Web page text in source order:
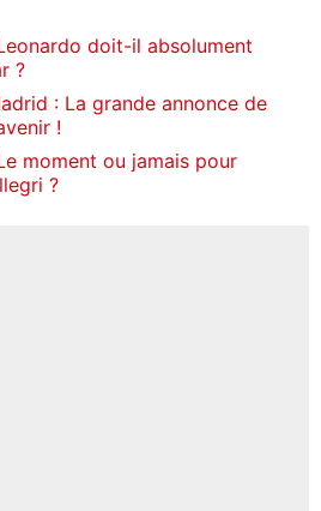
doit-il absolument
?
: La grande annonce de
!
moment ou jamais pour
?